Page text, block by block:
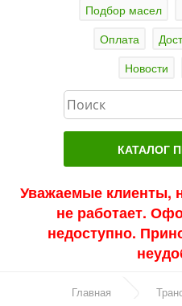
Подбор масел
Оплата
Новости
КАТАЛОГ
Актуальные продукты
Акции
Уважаемые клиенты,
не работает.
недоступно.
Главная